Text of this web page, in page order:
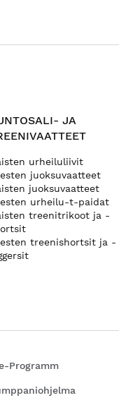
JA
urheiluliivit
juoksuvaatteet
juoksuvaatteet
urheilu-t-paidat
treenitrikoot ja -
treenishortsit ja -
Programm